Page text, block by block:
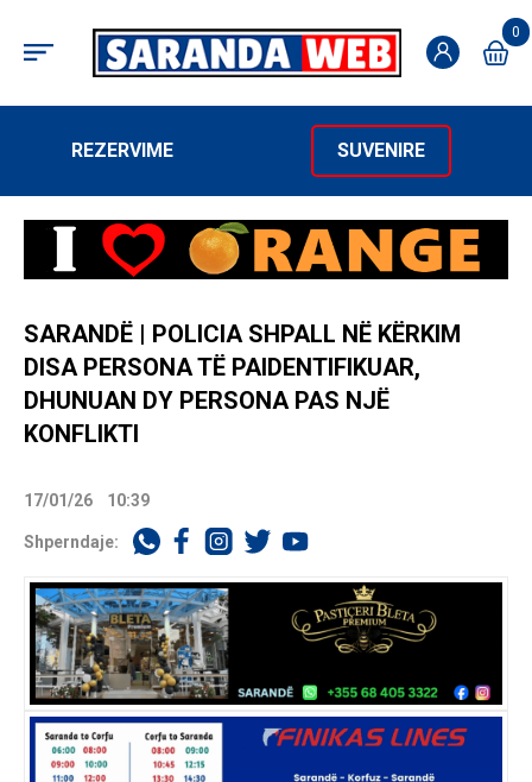
0
REZERVIME SUVENIRE
SARANDË | POLICIA SHPALL NË KËRKIM
DISA PERSONA TË PAIDENTIFIKUAR,
DHUNUAN DY PERSONA PAS NJË
KONFLIKTI
17/01/26 10:39
Shperndaje: